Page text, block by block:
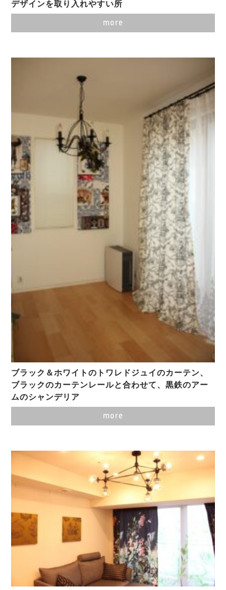
デザインを取り入れやすい所
more
ブラック＆ホワイトのトワレドジュイのカーテン、
ブラックのカーテンレールと合わせて、黒鉄のアー
ムのシャンデリア
more